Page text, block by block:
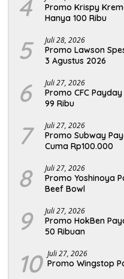
4
Promo Krispy
Hanya 100 Ribu
5 Juli 28, 2026
Promo Lawson
3 Agustus 2026
6 Juli 27, 2026
Promo CFC
99 Ribu
7 Juli 27, 2026
Promo Subway
Cuma Rp100.000
8 Juli 27, 2026
Promo Yoshinoya
Beef Bowl
9 Juli 27, 2026
Promo HokBen
50 Ribuan
10 Juli 27, 2026
Promo Wingstop